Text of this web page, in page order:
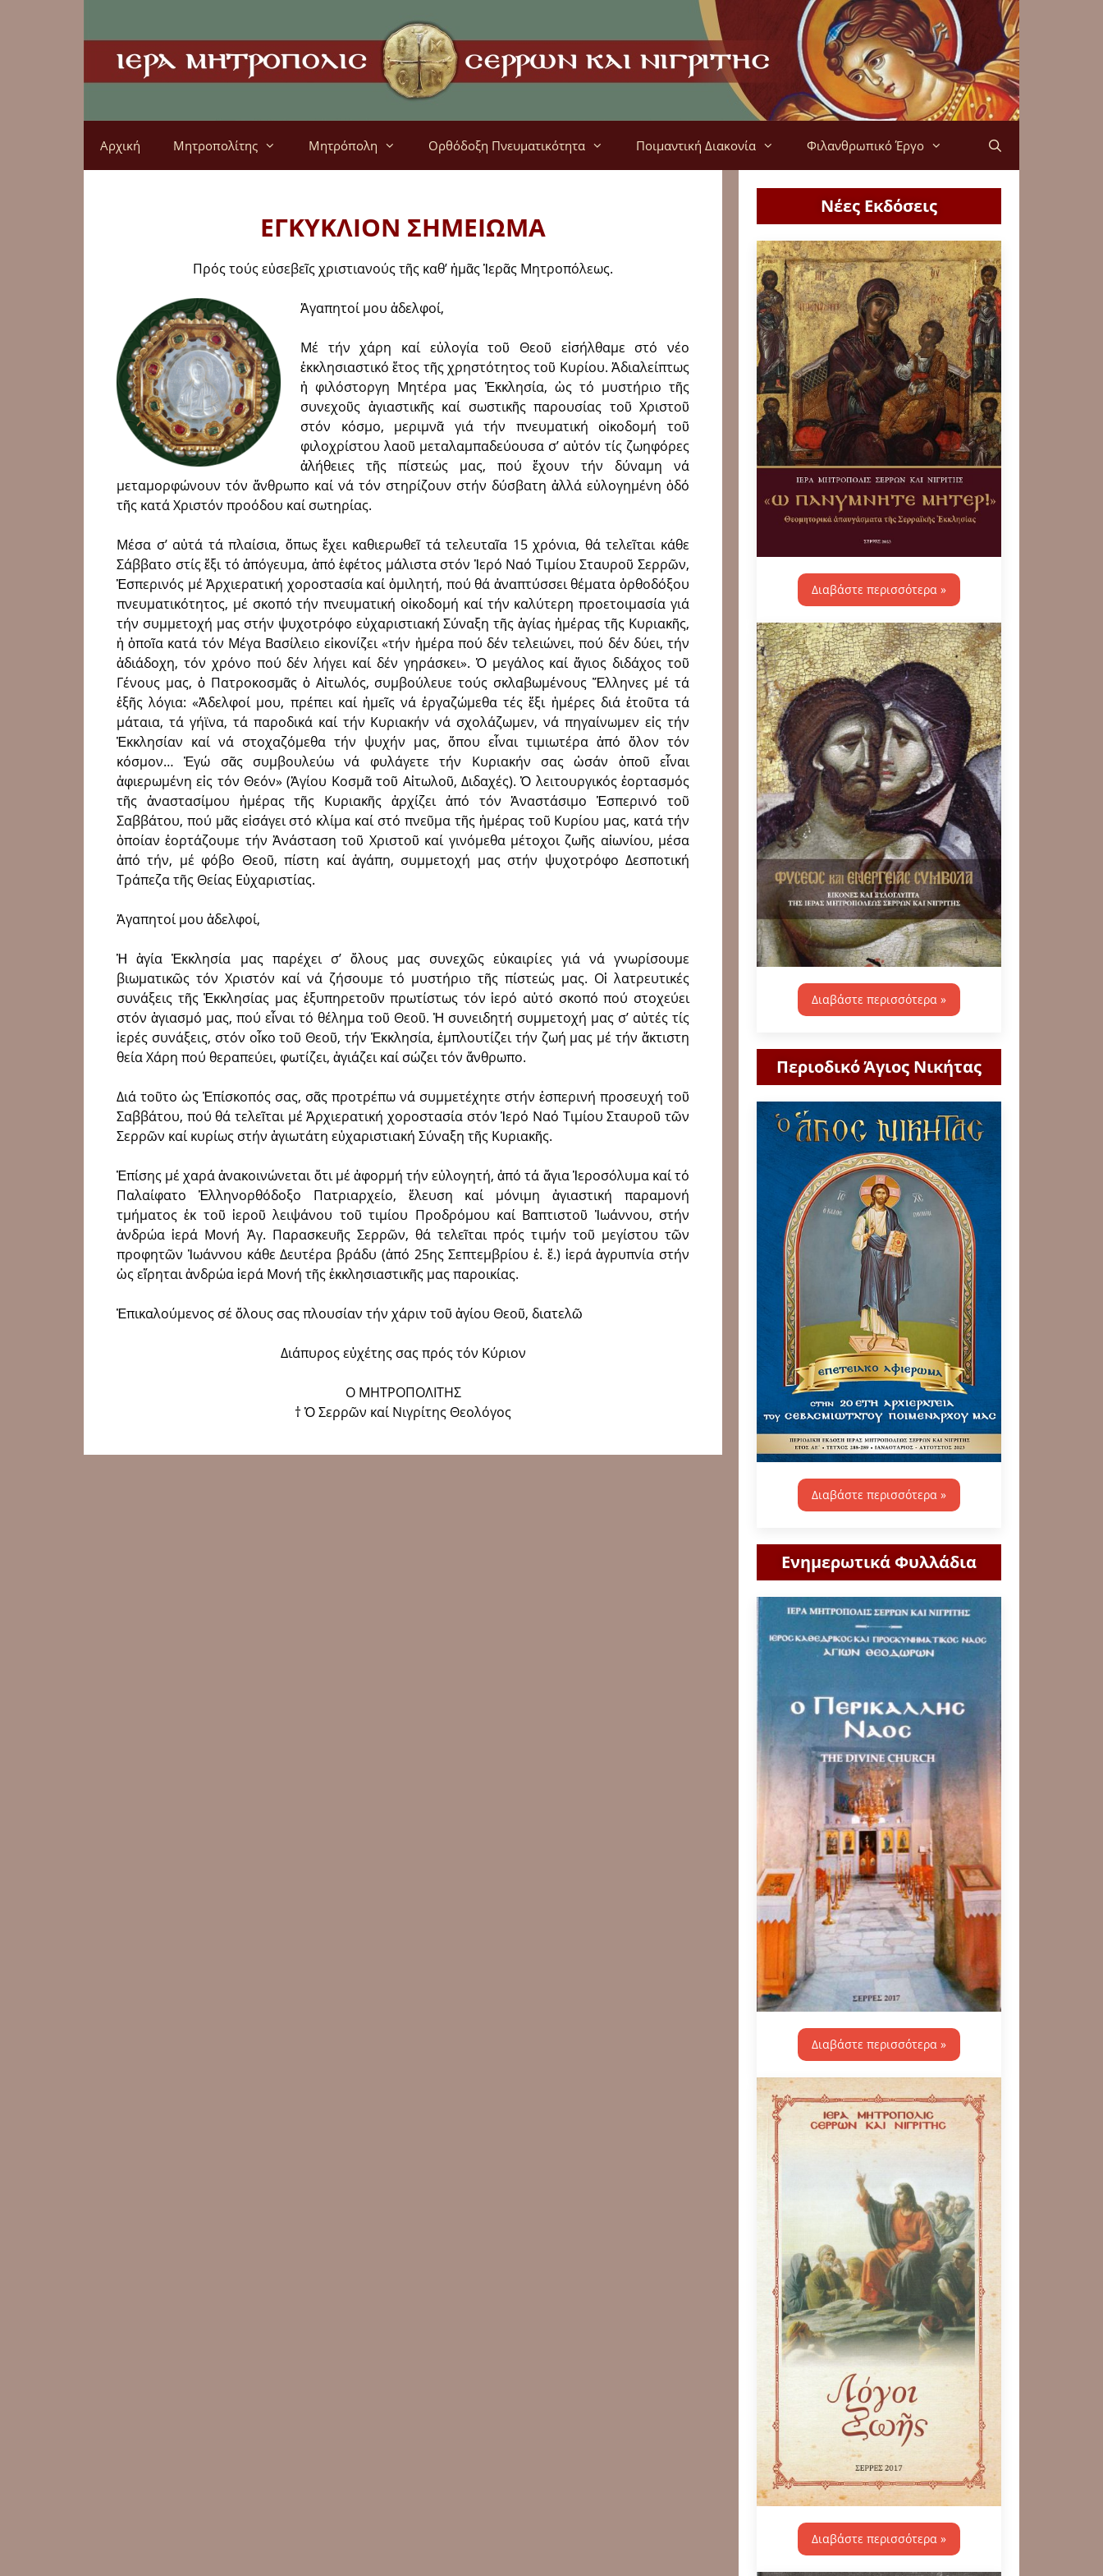
Αρχική Μητροπολίτης Μητρόπολη Ορθόδοξη Πνευματικότητα Ποιμαντική Διακονία Φιλανθρωπικό Έργο
ΕΓΚΥΚΛΙΟΝ ΣΗΜΕΙΩΜΑ
Πρός τούς εὐσεβεῖς χριστιανούς τῆς καθ’ ἡμᾶς Ἱερᾶς Μητροπόλεως.
Ἀγαπητοί μου ἀδελφοί,
Μέ τήν χάρη καί εὐλογία τοῦ Θεοῦ εἰσήλθαμε στό νέο
ἐκκλησιαστικό ἔτος τῆς χρηστότητος τοῦ Κυρίου. Ἀδιαλείπτως
ἡ φιλόστοργη Μητέρα μας Ἐκκλησία, ὡς τό μυστήριο τῆς
συνεχοῦς ἁγιαστικῆς καί σωστικῆς παρουσίας τοῦ Χριστοῦ
στόν κόσμο, μεριμνᾶ γιά τήν πνευματική οἰκοδομή τοῦ
φιλοχρίστου λαοῦ μεταλαμπαδεύουσα σ’ αὐτόν τίς ζωηφόρες
ἀλήθειες τῆς πίστεώς μας, πού ἔχουν τήν δύναμη νά
μεταμορφώνουν τόν ἄνθρωπο καί νά τόν στηρίζουν στήν δύσβατη ἀλλά εὐλογημένη ὁδό
τῆς κατά Χριστόν προόδου καί σωτηρίας.
Μέσα σ’ αὐτά τά πλαίσια, ὅπως ἔχει καθιερωθεῖ τά τελευταῖα 15 χρόνια, θά τελεῖται κάθε
Σάββατο στίς ἕξι τό ἀπόγευμα, ἀπό ἐφέτος μάλιστα στόν Ἱερό Ναό Τιμίου Σταυροῦ Σερρῶν,
Ἑσπερινός μέ Ἀρχιερατική χοροστασία καί ὁμιλητή, πού θά ἀναπτύσσει θέματα ὀρθοδόξου
πνευματικότητος, μέ σκοπό τήν πνευματική οἰκοδομή καί τήν καλύτερη προετοιμασία γιά
τήν συμμετοχή μας στήν ψυχοτρόφο εὐχαριστιακή Σύναξη τῆς ἁγίας ἡμέρας τῆς Κυριακῆς,
ἡ ὁποῖα κατά τόν Μέγα Βασίλειο εἰκονίζει «τήν ἡμέρα πού δέν τελειώνει, πού δέν δύει, τήν
ἀδιάδοχη, τόν χρόνο πού δέν λήγει καί δέν γηράσκει». Ὁ μεγάλος καί ἅγιος διδάχος τοῦ
Γένους μας, ὁ Πατροκοσμᾶς ὁ Αἰτωλός, συμβούλευε τούς σκλαβωμένους Ἕλληνες μέ τά
ἑξῆς λόγια: «Ἀδελφοί μου, πρέπει καί ἡμεῖς νά ἐργαζώμεθα τές ἕξι ἡμέρες διά ἐτοῦτα τά
μάταια, τά γήϊνα, τά παροδικά καί τήν Κυριακήν νά σχολάζωμεν, νά πηγαίνωμεν εἰς τήν
Ἐκκλησίαν καί νά στοχαζόμεθα τήν ψυχήν μας, ὅπου εἶναι τιμιωτέρα ἀπό ὅλον τόν
κόσμον… Ἐγώ σᾶς συμβουλεύω νά φυλάγετε τήν Κυριακήν σας ὡσάν ὁποῦ εἶναι
ἀφιερωμένη εἰς τόν Θεόν» (Ἁγίου Κοσμᾶ τοῦ Αἰτωλοῦ, Διδαχές). Ὁ λειτουργικός ἑορτασμός
τῆς ἀναστασίμου ἡμέρας τῆς Κυριακῆς ἀρχίζει ἀπό τόν Ἀναστάσιμο Ἑσπερινό τοῦ
Σαββάτου, πού μᾶς εἰσάγει στό κλίμα καί στό πνεῦμα τῆς ἡμέρας τοῦ Κυρίου μας, κατά τήν
ὁποίαν ἑορτάζουμε τήν Ἀνάσταση τοῦ Χριστοῦ καί γινόμεθα μέτοχοι ζωῆς αἰωνίου, μέσα
ἀπό τήν, μέ φόβο Θεοῦ, πίστη καί ἀγάπη, συμμετοχή μας στήν ψυχοτρόφο Δεσποτική
Τράπεζα τῆς Θείας Εὐχαριστίας.
Ἀγαπητοί μου ἀδελφοί,
Ἡ ἁγία Ἐκκλησία μας παρέχει σ’ ὅλους μας συνεχῶς εὐκαιρίες γιά νά γνωρίσουμε
βιωματικῶς τόν Χριστόν καί νά ζήσουμε τό μυστήριο τῆς πίστεώς μας. Οἱ λατρευτικές
συνάξεις τῆς Ἐκκλησίας μας ἐξυπηρετοῦν πρωτίστως τόν ἱερό αὐτό σκοπό πού στοχεύει
στόν ἁγιασμό μας, πού εἶναι τό θέλημα τοῦ Θεοῦ. Ἡ συνειδητή συμμετοχή μας σ’ αὐτές τίς
ἱερές συνάξεις, στόν οἶκο τοῦ Θεοῦ, τήν Ἐκκλησία, ἐμπλουτίζει τήν ζωή μας μέ τήν ἄκτιστη
θεία Χάρη πού θεραπεύει, φωτίζει, ἁγιάζει καί σώζει τόν ἄνθρωπο.
Διά τοῦτο ὡς Ἐπίσκοπός σας, σᾶς προτρέπω νά συμμετέχητε στήν ἑσπερινή προσευχή τοῦ
Σαββάτου, πού θά τελεῖται μέ Ἀρχιερατική χοροστασία στόν Ἱερό Ναό Τιμίου Σταυροῦ τῶν
Σερρῶν καί κυρίως στήν ἁγιωτάτη εὐχαριστιακή Σύναξη τῆς Κυριακῆς.
Ἐπίσης μέ χαρά ἀνακοινώνεται ὅτι μέ ἀφορμή τήν εὐλογητή, ἀπό τά ἅγια Ἱεροσόλυμα καί τό
Παλαίφατο Ἑλληνορθόδοξο Πατριαρχείο, ἔλευση καί μόνιμη ἁγιαστική παραμονή
τμήματος ἐκ τοῦ ἱεροῦ λειψάνου τοῦ τιμίου Προδρόμου καί Βαπτιστοῦ Ἰωάννου, στήν
ἀνδρώα ἱερά Μονή Ἁγ. Παρασκευῆς Σερρῶν, θά τελεῖται πρός τιμήν τοῦ μεγίστου τῶν
προφητῶν Ἰωάννου κάθε Δευτέρα βράδυ (ἀπό 25ης Σεπτεμβρίου ἐ. ἔ.) ἱερά ἀγρυπνία στήν
ὡς εἴρηται ἀνδρώα ἱερά Μονή τῆς ἐκκλησιαστικῆς μας παροικίας.
Ἐπικαλούμενος σέ ὅλους σας πλουσίαν τήν χάριν τοῦ ἁγίου Θεοῦ, διατελῶ
Διάπυρος εὐχέτης σας πρός τόν Κύριον
Ο ΜΗΤΡΟΠΟΛΙΤΗΣ
† Ὁ Σερρῶν καί Νιγρίτης Θεολόγος
Νέες Εκδόσεις
Διαβάστε περισσότερα »
Διαβάστε περισσότερα »
Περιοδικό Άγιος Νικήτας
Διαβάστε περισσότερα »
Ενημερωτικά Φυλλάδια
Διαβάστε περισσότερα »
Διαβάστε περισσότερα »